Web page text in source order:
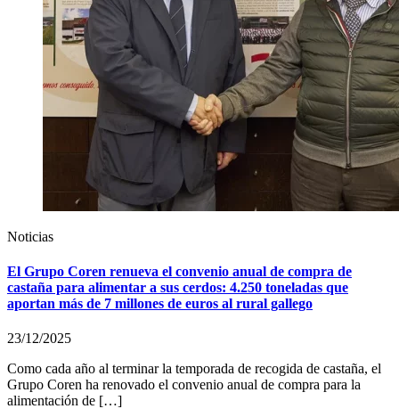
Noticias
El Grupo Coren renueva el convenio anual de compra de
castaña para alimentar a sus cerdos: 4.250 toneladas que
aportan más de 7 millones de euros al rural gallego
23/12/2025
Como cada año al terminar la temporada de recogida de castaña, el
Grupo Coren ha renovado el convenio anual de compra para la
alimentación de […]